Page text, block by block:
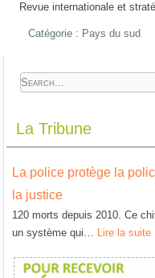
Revue internationale et
Catégorie : Pays du sud
La Tribune
La police protège la
la justice
120 morts depuis 2010. Ce
un système qui… Lire la suite